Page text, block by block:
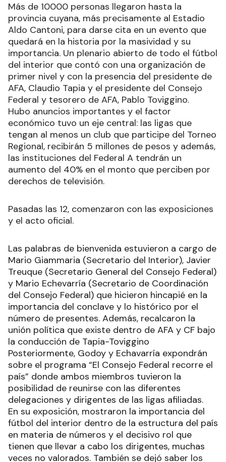
Más de 10000 personas llegaron hasta la
provincia cuyana, más precisamente al Estadio
Aldo Cantoni, para darse cita en un evento que
quedará en la historia por la masividad y su
importancia. Un plenario abierto de todo el fútbol
del interior que contó con una organización de
primer nivel y con la presencia del presidente de
AFA, Claudio Tapia y el presidente del Consejo
Federal y tesorero de AFA, Pablo Toviggino.
Hubo anuncios importantes y el factor
económico tuvo un eje central: las ligas que
tengan al menos un club que participe del Torneo
Regional, recibirán 5 millones de pesos y además,
las instituciones del Federal A tendrán un
aumento del 40% en el monto que perciben por
derechos de televisión.
Pasadas las 12, comenzaron con las exposiciones
y el acto oficial.
Las palabras de bienvenida estuvieron a cargo de
Mario Giammaria (Secretario del Interior), Javier
Treuque (Secretario General del Consejo Federal)
y Mario Echevarría (Secretario de Coordinación
del Consejo Federal) que hicieron hincapié en la
importancia del conclave y lo histórico por el
número de presentes. Además, recalcaron la
unión política que existe dentro de AFA y CF bajo
la conducción de Tapia-Toviggino
Posteriormente, Godoy y Echavarría expondrán
sobre el programa “El Consejo Federal recorre el
país” donde ambos miembros tuvieron la
posibilidad de reunirse con las diferentes
delegaciones y dirigentes de las ligas afiliadas.
En su exposición, mostraron la importancia del
fútbol del interior dentro de la estructura del país
en materia de números y el decisivo rol que
tienen que llevar a cabo los dirigentes, muchas
veces no valorados. También se dejó saber los